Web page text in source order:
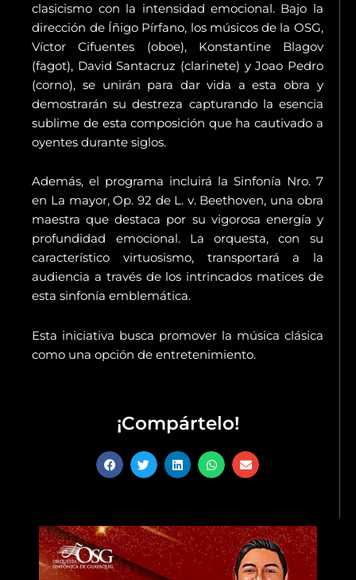
clasicismo con la intensidad emocional. Bajo la
dirección de Íñigo Pírfano, los músicos de la OSG,
Víctor Cifuentes (oboe), Konstantine Blagov
(fagot), David Santacruz (clarinete) y Joao Pedro
(corno), se unirán para dar vida a esta obra y
demostrarán su destreza capturando la esencia
sublime de esta composición que ha cautivado a
oyentes durante siglos.
Además, el programa incluirá la Sinfonía Nro. 7
en La mayor, Op. 92 de L. v. Beethoven, una obra
maestra que destaca por su vigorosa energía y
profundidad emocional. La orquesta, con su
característico virtuosismo, transportará a la
audiencia a través de los intrincados matices de
esta sinfonía emblemática.
Esta iniciativa busca promover la música clásica
como una opción de entretenimiento.
¡Compártelo!